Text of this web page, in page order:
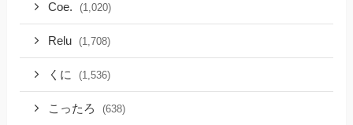
Coe. (1,020)
Relu (1,708)
くに (1,536)
こったろ (638)